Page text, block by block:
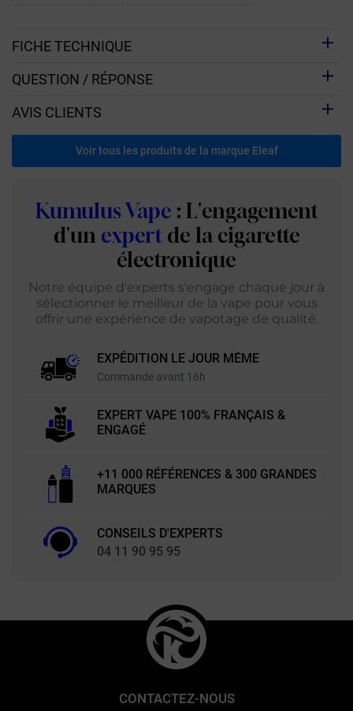
FICHE TECHNIQUE
QUESTION / RÉPONSE
AVIS CLIENTS
Voir tous les produits de la marque Eleaf
Kumulus Vape : L'engagement
d'un expert de la cigarette
électronique
Notre équipe d'experts s'engage chaque jour à
sélectionner le meilleur de la vape pour vous
offrir une expérience de vapotage de qualité.
EXPÉDITION LE JOUR MÊME
Commande avant 16h
EXPERT VAPE 100% FRANÇAIS &
ENGAGÉ
+11 000 RÉFÉRENCES & 300 GRANDES
MARQUES
CONSEILS D'EXPERTS
04 11 90 95 95
CONTACTEZ-NOUS